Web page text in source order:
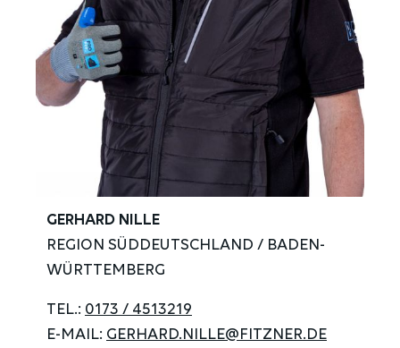
GERHARD NILLE
REGION SÜDDEUTSCHLAND / BADEN-
WÜRTTEMBERG
TEL.: 0173 / 4513219
E-MAIL: GERHARD.NILLE@FITZNER.DE